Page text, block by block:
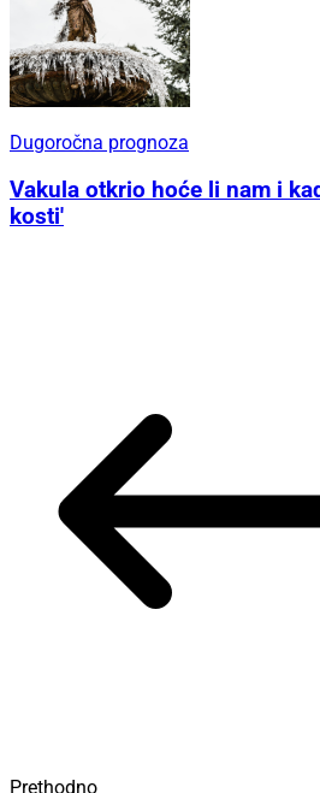
Dugoročna prognoza
Vakula otkrio hoće li nam i
kosti'
Prethodno